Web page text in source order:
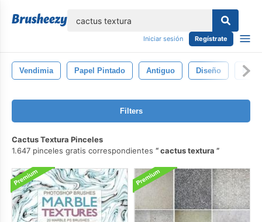
Iniciar sesión Regístrate
Vendimia Papel Pintado Antiguo Diseño
Filters
Cactus Textura Pinceles
1.647 pinceles gratis correspondientes
cactus textura